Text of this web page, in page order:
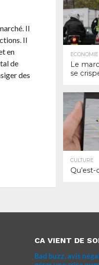
Il
Il
en
de
des
ECONOMIE
Le
se
CULTURE
CA VIENT DE
Bad buzz, avis